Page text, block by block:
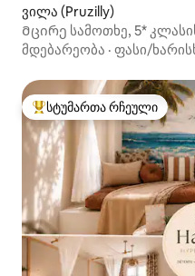
ვილა (Pruzilly)
Მცირე სამოთხე, 5*
მდებარეობა · ფასი/
სტუმართა რჩეული
სტუმართა რჩეული